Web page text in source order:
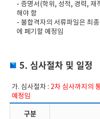
- 증명서(학위, 성적, 경력, 재
해야 함
- 불합격자의 서류파일은 최
에 폐기할 예정임
5. 심사절차 및 일정
가. 심사절차 : 2차 심사까지의
예정임
구분